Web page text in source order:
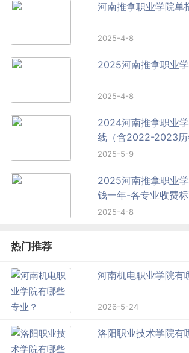
河南推拿职业学院单
2025-4-8
2025河南推拿职业
2025-4-8
2024河南推拿职业
线（含2022-2023历
2025-5-9
2025河南推拿职业
钱一年-各专业收费
2025-4-8
热门推荐
河南机电职业学院有
2026-5-24
洛阳职业技术学院有